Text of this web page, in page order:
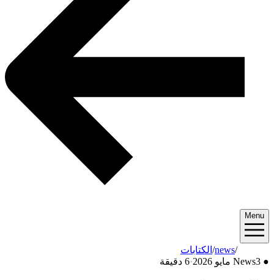
Menu
الكتابات/news
●
News 3 مايو 2026 ·6 دقيقة